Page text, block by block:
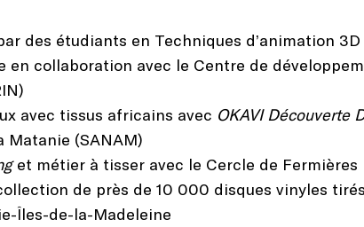
des étudiants en Techniques d’animation
en collaboration avec le Centre de
avec tissus africains avec OKAVI Découverte
Matanie (SANAM)
et métier à tisser avec le Cercle de Fermières
de près de 10 000 disques vinyles
Îles-de-la-Madeleine